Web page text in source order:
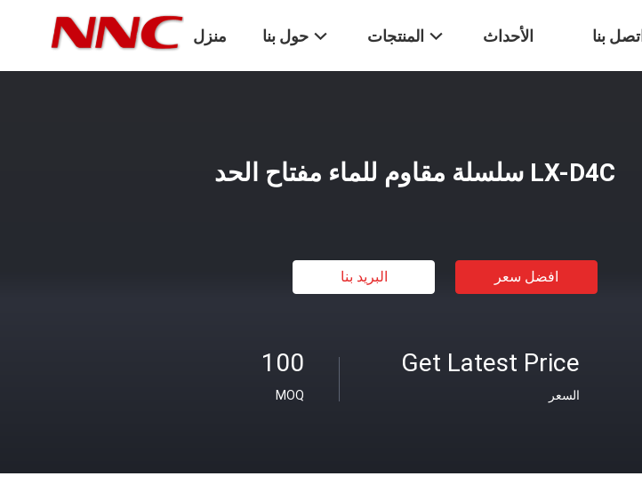
منزل حول بنا المنتجات الأحداث اتصل بنا
LX-D4C سلسلة مقاوم للماء مفتاح الحد
افضل سعر البريد بنا
100
MOQ
Get Latest Price
السعر